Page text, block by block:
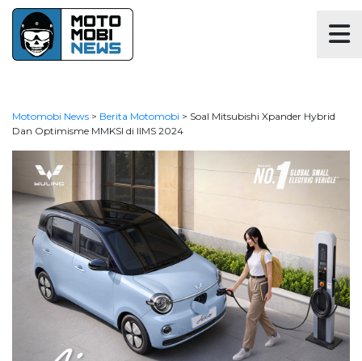
Motomobi News > Berita Motomobi > Soal Mitsubishi Xpander Hybrid
Dan Optimisme MMKSI di IIMS 2024